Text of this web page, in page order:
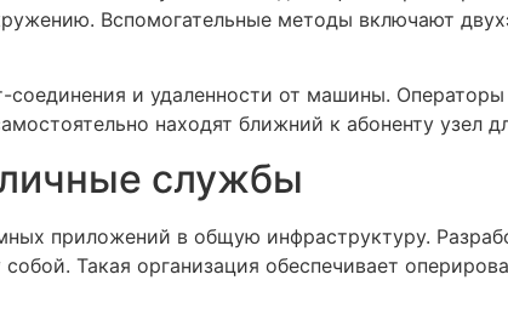
Вспомогательные методы включают
соединения и удаленности от машины.
находят ближний к абоненту узел
службы
приложений в общую инфраструктуру.
Такая организация обеспечивает